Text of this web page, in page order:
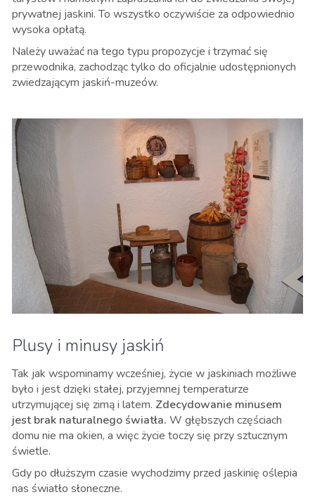
prywatnej jaskini. To wszystko oczywiście za odpowiednio
wysoka opłatą.
Należy uważać na tego typu propozycje i trzymać się
przewodnika, zachodząc tylko do oficjalnie udostępnionych
zwiedzającym jaskiń-muzeów.
Plusy i minusy jaskiń
Tak jak wspominamy wcześniej, życie w jaskiniach możliwe
było i jest dzięki stałej, przyjemnej temperaturze
utrzymującej się zimą i latem. Zdecydowanie minusem
jest brak naturalnego światła. W głębszych częściach
domu nie ma okien, a więc życie toczy się przy sztucznym
świetle.
Gdy po dłuższym czasie wychodzimy przed jaskinię oślepia
nas światło słoneczne.